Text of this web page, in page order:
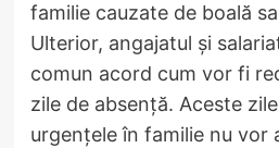
familie cauzate de boală
Ulterior, angajatul și
comun acord cum vor fi
zile de absență. Aceste
urgențele în familie nu vor